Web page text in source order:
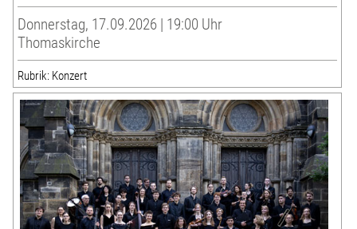
Donnerstag, 17.09.2026 | 19:00 Uhr
Thomaskirche
Rubrik: Konzert